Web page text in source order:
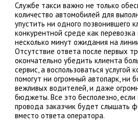
Службе такси важно не только
количество автомобилей для
упустить ни одного позвонившего
конкурентной среде как перевозка
несколько минут ожидания на
Отсутствие ответа после первых
окончательно убедить клиента
сервис, а воспользоваться услугой
помогут ни огромный автопарк, ни
вежливых водителей, и даже
бюджеты. Все это бесполезно, если
провода заказчик будет слышать
вместо ответа оператора.